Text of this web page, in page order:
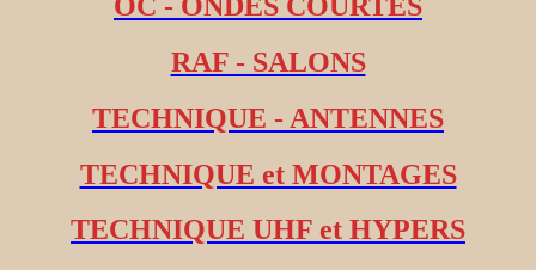
RAF - SALONS
TECHNIQUE - ANTENNES
TECHNIQUE et MONTAGES
TECHNIQUE UHF et HYPERS